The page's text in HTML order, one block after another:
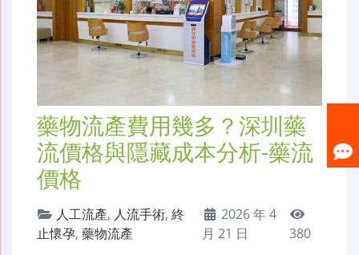
藥物流產費用幾多？深圳藥
流價格與隱藏成本分析-藥流
價格
人工流產, 人流手術, 終
止懷孕, 藥物流產
2026 年 4
月 21 日
380